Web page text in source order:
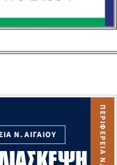
Ν. ΑΙΓΑΙΟΥ